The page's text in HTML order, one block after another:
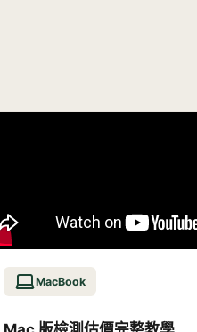
MacBook